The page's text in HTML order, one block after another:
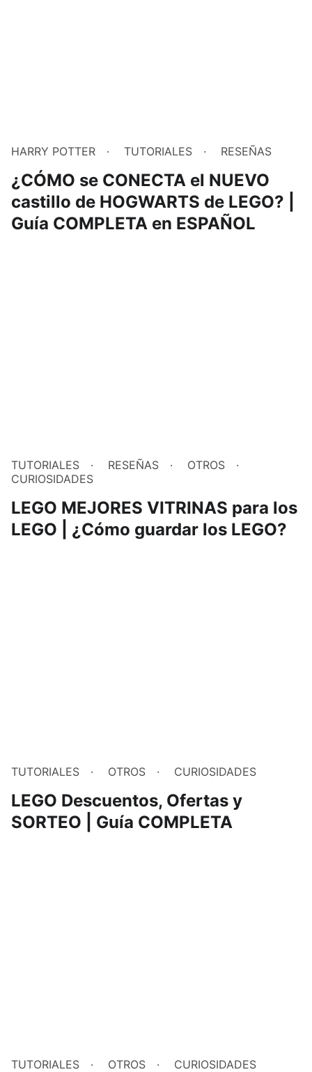
HARRY POTTER TUTORIALES RESEÑAS
¿CÓMO se CONECTA el NUEVO
castillo de HOGWARTS de LEGO? |
Guía COMPLETA en ESPAÑOL
TUTORIALES RESEÑAS
OTROS
CURIOSIDADES
LEGO MEJORES VITRINAS para los
LEGO | ¿Cómo guardar los LEGO?
TUTORIALES OTROS CURIOSIDADES
LEGO Descuentos, Ofertas y
SORTEO | Guía COMPLETA
TUTORIALES OTROS CURIOSIDADES